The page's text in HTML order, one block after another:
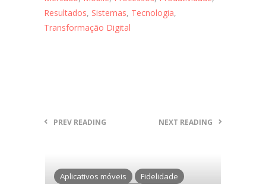
Resultados, Sistemas, Tecnologia,
Transformação Digital
PREV READING NEXT READING
Aplicativos móveis
Fidelidade